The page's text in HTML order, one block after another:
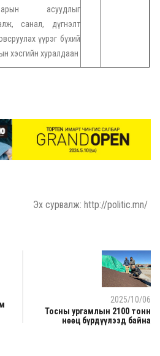
асуудлыг
санал, дүгнэлт
үүрэг бүхий
хэсгийн хуралдаан
Эх сурвалж: http://politic.mn/
2025/10/06
Тосны ургамлын 2100 тонн
нөөц бүрдүүлээд байна